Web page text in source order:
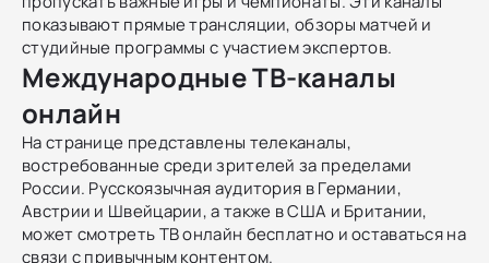
показывают прямые трансляции, обзоры матчей и
студийные программы с участием экспертов.
Международные ТВ-каналы
онлайн
На странице представлены телеканалы,
востребованные среди зрителей за пределами
России. Русскоязычная аудитория в Германии,
Австрии и Швейцарии, а также в США и Британии,
может смотреть ТВ онлайн бесплатно и оставаться на
связи с привычным контентом.